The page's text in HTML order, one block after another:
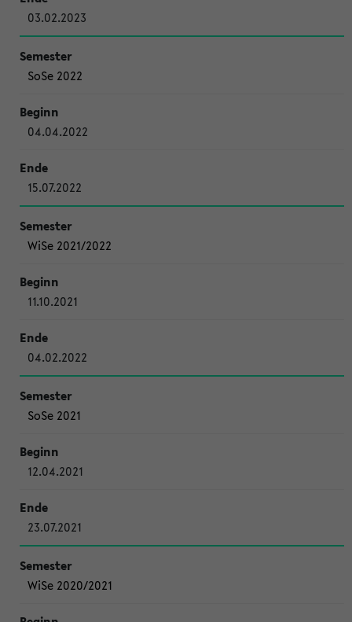
03.02.2023
SoSe 2022
04.04.2022
15.07.2022
WiSe 2021/2022
11.10.2021
04.02.2022
SoSe 2021
12.04.2021
23.07.2021
WiSe 2020/2021